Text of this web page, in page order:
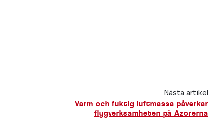
Nästa artikel
Varm och fuktig luftmassa påverkar
flygverksamheten på Azorerna